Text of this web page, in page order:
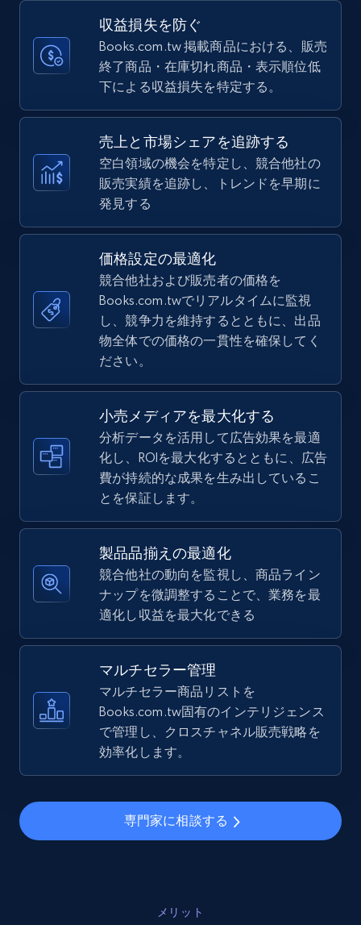
Walmart - products - Discover products by
using sku numbers
URL, Final price, Sku, Currency, Gtin,
Specifications, Image urls, Top reviews, and
5.6K+ 875+ 今すぐ始める
TikTok Shop
URL, Title, Available, Description, Currency, Initial
price, Final price, Discount percent, and more.
668+ 今すぐ始める
TikTok Shop - category
URL, Title, Available, Description, Currency, Initial
price, Final price, Discount percent, and more.
668+
TikTok Shop - Collect TikTok shop products
by keywords search
price, Final price, Discount percent, and more.
5.4K+ 668+ 今すぐ始める
price, Final price, Discount percent, and more.
収益損失を防ぐ
Books.com.tw 掲載商品における、販売
終了商品・在庫切れ商品・表示順位低
下による収益損失を特定する。
売上と市場シェアを追跡する
空白領域の機会を特定し、競合他社の
販売実績を追跡し、トレンドを早期に
発見する
価格設定の最適化
競合他社および販売者の価格を
Books.com.twでリアルタイムに監視
し、競争力を維持するとともに、出品
物全体での価格の一貫性を確保してく
ださい。
小売メディアを最大化する
分析データを活用して広告効果を最適
化し、ROIを最大化するとともに、広告
費が持続的な成果を生み出しているこ
とを保証します。
製品品揃えの最適化
競合他社の動向を監視し、商品ライン
ナップを微調整することで、業務を最
適化し収益を最大化できる
マルチセラー管理
マルチセラー商品リストを
Books.com.tw固有のインテリジェンス
で管理し、クロスチャネル販売戦略を
効率化します。
専門家に相談する
メリット